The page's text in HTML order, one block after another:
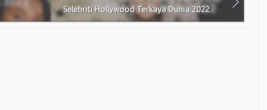
Selebriti Hollywood Terkaya Dunia 2022